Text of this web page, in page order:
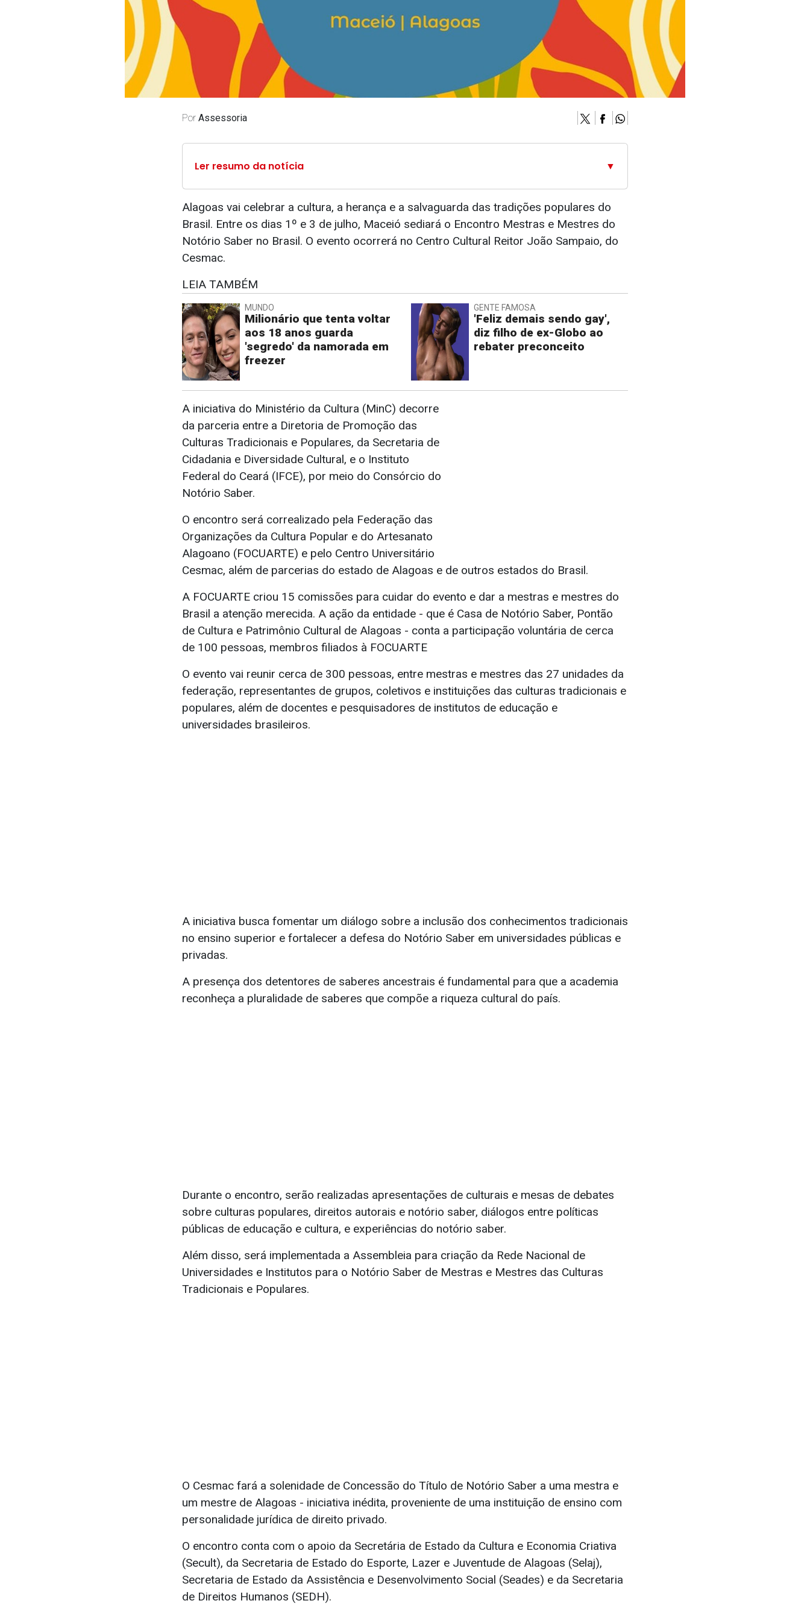
Por Assessoria
Ler resumo da notícia ▼
Alagoas vai celebrar a cultura, a herança e a salvaguarda das tradições populares do
Brasil. Entre os dias 1º e 3 de julho, Maceió sediará o Encontro Mestras e Mestres do
Notório Saber no Brasil. O evento ocorrerá no Centro Cultural Reitor João Sampaio, do
Cesmac.
LEIA TAMBÉM
MUNDO
Milionário que tenta voltar
aos 18 anos guarda
'segredo' da namorada em
freezer
GENTE FAMOSA
'Feliz demais sendo gay',
diz filho de ex-Globo ao
rebater preconceito
A iniciativa do Ministério da Cultura (MinC) decorre
da parceria entre a Diretoria de Promoção das
Culturas Tradicionais e Populares, da Secretaria de
Cidadania e Diversidade Cultural, e o Instituto
Federal do Ceará (IFCE), por meio do Consórcio do
Notório Saber.
O encontro será correalizado pela Federação das
Organizações da Cultura Popular e do Artesanato
Alagoano (FOCUARTE) e pelo Centro Universitário
Cesmac, além de parcerias do estado de Alagoas e de outros estados do Brasil.
A FOCUARTE criou 15 comissões para cuidar do evento e dar a mestras e mestres do
Brasil a atenção merecida. A ação da entidade - que é Casa de Notório Saber, Pontão
de Cultura e Patrimônio Cultural de Alagoas - conta a participação voluntária de cerca
de 100 pessoas, membros filiados à FOCUARTE
O evento vai reunir cerca de 300 pessoas, entre mestras e mestres das 27 unidades da
federação, representantes de grupos, coletivos e instituições das culturas tradicionais e
populares, além de docentes e pesquisadores de institutos de educação e
universidades brasileiros.
A iniciativa busca fomentar um diálogo sobre a inclusão dos conhecimentos tradicionais
no ensino superior e fortalecer a defesa do Notório Saber em universidades públicas e
privadas.
A presença dos detentores de saberes ancestrais é fundamental para que a academia
reconheça a pluralidade de saberes que compõe a riqueza cultural do país.
Durante o encontro, serão realizadas apresentações de culturais e mesas de debates
sobre culturas populares, direitos autorais e notório saber, diálogos entre políticas
públicas de educação e cultura, e experiências do notório saber.
Além disso, será implementada a Assembleia para criação da Rede Nacional de
Universidades e Institutos para o Notório Saber de Mestras e Mestres das Culturas
Tradicionais e Populares.
O Cesmac fará a solenidade de Concessão do Título de Notório Saber a uma mestra e
um mestre de Alagoas - iniciativa inédita, proveniente de uma instituição de ensino com
personalidade jurídica de direito privado.
O encontro conta com o apoio da Secretária de Estado da Cultura e Economia Criativa
(Secult), da Secretaria de Estado do Esporte, Lazer e Juventude de Alagoas (Selaj),
Secretaria de Estado da Assistência e Desenvolvimento Social (Seades) e da Secretaria
de Direitos Humanos (SEDH).